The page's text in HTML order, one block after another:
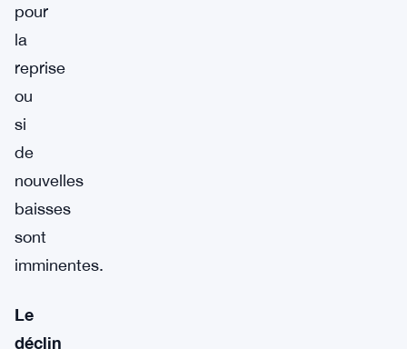
pour
la
reprise
ou
si
de
nouvelles
baisses
sont
imminentes.
Le
déclin